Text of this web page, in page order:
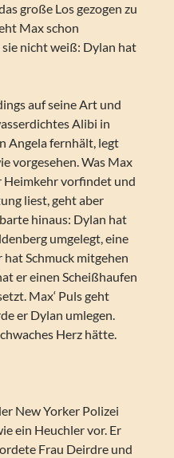
große Los gezogen zu
Max schon
sie nicht weiß: Dylan hat
auf seine Art und
Alibi in
Angela fernhält, legt
vorgesehen. Was Max
Heimkehr vorfindet und
liest, geht aber
hinaus: Dylan hat
umgelegt, eine
Schmuck mitgehen
er einen Scheißhaufen
Max‘ Puls geht
er Dylan umlegen.
Herz hätte.
New Yorker Polizei
ein Heuchler vor. Er
Frau Deirdre und